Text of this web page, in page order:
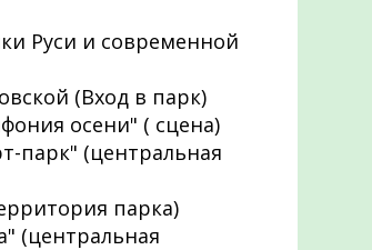
Руси и современной
(Вход в парк)
осени" ( сцена)
парк" (центральная
парка)
(центральная